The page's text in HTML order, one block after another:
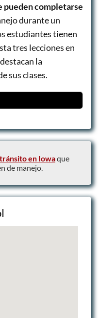
pueden completarse
durante un
estudiantes tienen
tres lecciones en
la
sus clases.
en Iowaque
de manejo.